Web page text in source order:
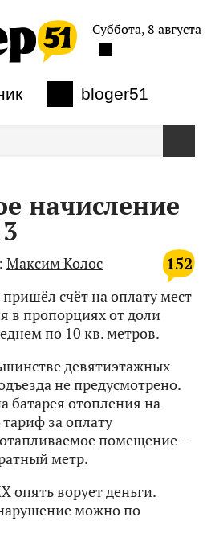
bloger51
Суббота, 8 августа
начисление
152
Максим Колос
счёт на оплату мест
в пропорциях от доли
по 10 кв. метров.
девятиэтажных
не предусмотрено.
батарея отопления на
за оплату
отапливаемое помещение —
метр.
опять ворует деньги.
можно по